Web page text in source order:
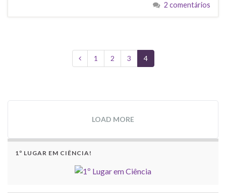
2 comentários
1 2 3 4
LOAD MORE
1º LUGAR EM CIÊNCIA!